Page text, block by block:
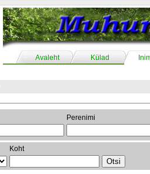
Avaleht Külad
Perenimi
Koht